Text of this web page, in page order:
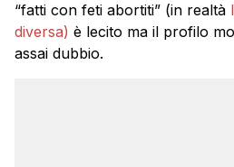
“fatti con feti abortiti” (in realtà
diversa) è lecito ma il profilo
assai dubbio.